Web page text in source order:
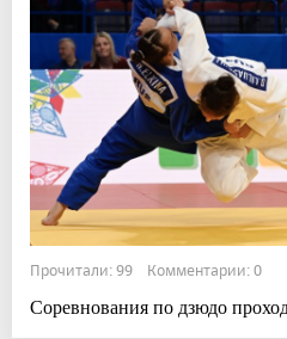
Прочитали: 99 Комментарии: 0
Соревнования по дзюдо